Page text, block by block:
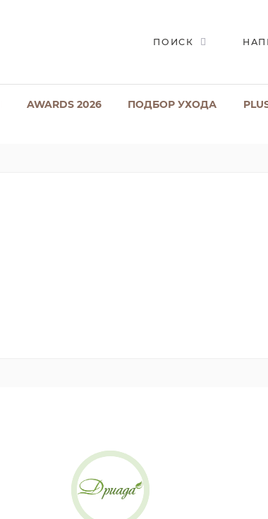
ПОИСК
AWARDS 2026 ПОДБОР УХОДА